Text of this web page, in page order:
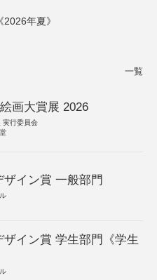
年夏》
一覧
画大賞展 2026
実行委員会
ザイン賞 一般部門
ザイン賞 学生部門《学生